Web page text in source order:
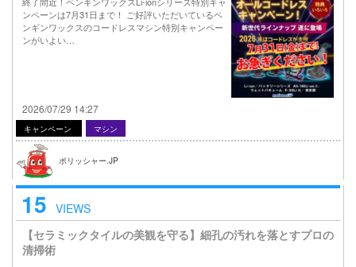
ンペーンは7月31日まで！ ご好評いただいているペ
ンギンワックスのコードレスマシン特別キャンペー
ンがいよい…
2026/07/29 14:27
キャンペーン マシン
ポリッシャー.JP
15 VIEWS
【セラミックタイルの美観を守る】細孔の汚れを落とすプロの
清掃術